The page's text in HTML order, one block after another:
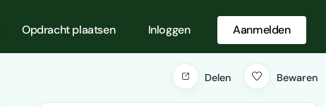
Opdracht plaatsen Inloggen Aanmelden
Delen Bewaren